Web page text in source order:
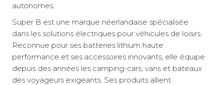
autonomes.
Super B est une marque néerlandaise spécialisée
dans les solutions électriques pour véhicules de loisirs.
Reconnue pour ses batteries lithium haute
performance et ses accessoires innovants, elle équipe
depuis des années les camping-cars, vans et bateaux
des voyageurs exigeants. Ses produits allient